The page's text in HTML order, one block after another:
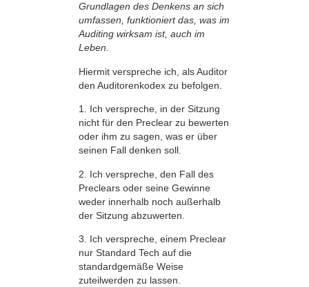
Grundlagen des Denkens an sich
umfassen, funktioniert das, was im
Auditing wirksam ist, auch im
Leben.
Hiermit verspreche ich, als Auditor
den Auditorenkodex zu befolgen.
1. Ich verspreche, in der Sitzung
nicht für den Preclear zu bewerten
oder ihm zu sagen, was er über
seinen Fall denken soll.
2. Ich verspreche, den Fall des
Preclears oder seine Gewinne
weder innerhalb noch außerhalb
der Sitzung abzuwerten.
3. Ich verspreche, einem Preclear
nur Standard Tech auf die
standardgemäße Weise
zuteilwerden zu lassen.